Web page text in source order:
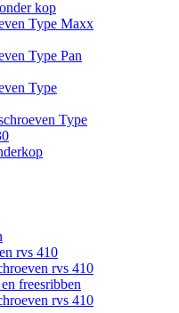
kop
Type Maxx
Type Pan
Type
Type
rvs 410
rvs 410
freesribben
rvs 410